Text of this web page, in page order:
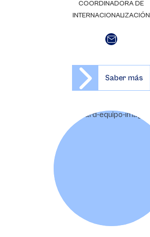
COORDINADORA DE
INTERNACIONALIZACIÓN
Saber más